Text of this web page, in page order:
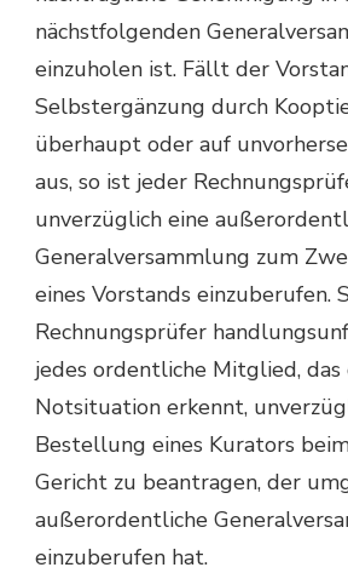
nächstfolgenden
einzuholen ist. Fällt der
Selbstergänzung durch
überhaupt oder auf
aus, so ist jeder
unverzüglich eine
Generalversammlung zum
eines Vorstands einzuberufen.
Rechnungsprüfer
jedes ordentliche Mitglied, das
Notsituation erkennt,
Bestellung eines Kurators
Gericht zu beantragen, der
außerordentliche
einzuberufen hat.